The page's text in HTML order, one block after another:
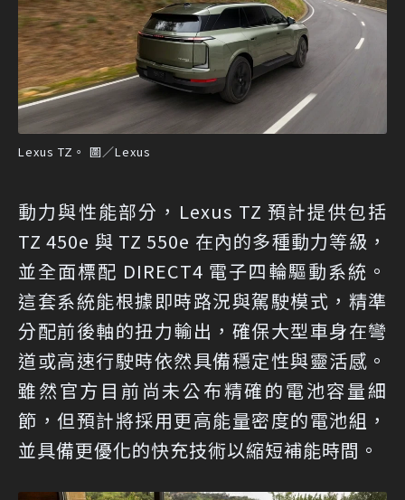
Lexus TZ。 圖／Lexus
動力與性能部分，Lexus TZ 預計提供包括
TZ 450e 與 TZ 550e 在內的多種動力等級，
並全面標配 DIRECT4 電子四輪驅動系統。
這套系統能根據即時路況與駕駛模式，精準
分配前後軸的扭力輸出，確保大型車身在彎
道或高速行駛時依然具備穩定性與靈活感。
雖然官方目前尚未公布精確的電池容量細
節，但預計將採用更高能量密度的電池組，
並具備更優化的快充技術以縮短補能時間。